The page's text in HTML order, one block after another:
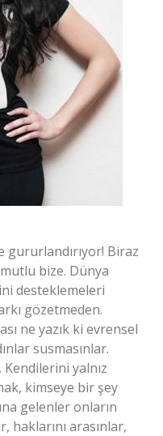
gururlandırıyor! Biraz
bize. Dünya
desteklemeleri
gözetmeden.
ne yazık ki evrensel
susmasınlar.
yalnız
kimseye bir şey
gelenler onların
haklarını arasınlar,